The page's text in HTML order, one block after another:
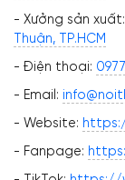
- Xưởng sản xuất:
Thuận, TP.HCM
- Điện thoại:
- Email:
- Website:
- Fanpage: